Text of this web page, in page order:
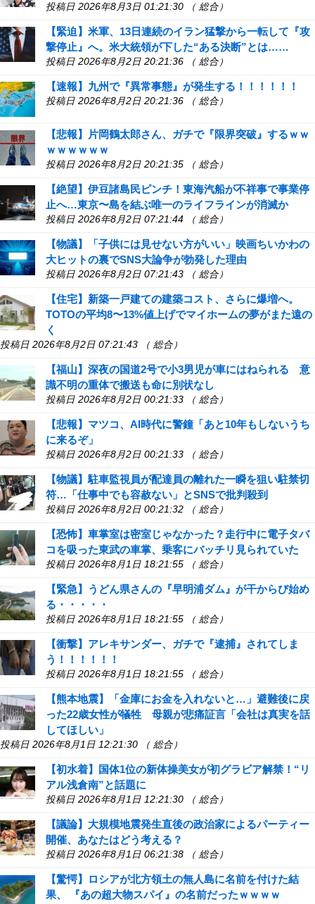
投稿日 2026年8月3日 01:21:30 （ 総合）
【緊迫】米軍、13日連続のイラン猛撃から一転して『攻
撃停止』へ。米大統領が下した“ある決断”とは……
投稿日 2026年8月2日 20:21:36 （ 総合）
【速報】九州で『異常事態』が発生する！！！！！！
投稿日 2026年8月2日 20:21:36 （ 総合）
【悲報】片岡鶴太郎さん、ガチで『限界突破』するｗｗ
ｗｗｗｗｗｗ
投稿日 2026年8月2日 20:21:35 （ 総合）
【絶望】伊豆諸島民ピンチ！東海汽船が不祥事で事業停
止へ…東京〜島を結ぶ唯一のライフラインが消滅か
投稿日 2026年8月2日 07:21:44 （ 総合）
【物議】「子供には見せない方がいい」映画ちいかわの
大ヒットの裏でSNS大論争が勃発した理由
投稿日 2026年8月2日 07:21:43 （ 総合）
【住宅】新築一戸建ての建築コスト、さらに爆増へ。
TOTOの平均8〜13%値上げでマイホームの夢がまた遠の
く
投稿日 2026年8月2日 07:21:43 （ 総合）
【福山】深夜の国道2号で小3男児が車にはねられる 意
識不明の重体で搬送も命に別状なし
投稿日 2026年8月2日 00:21:33 （ 総合）
【悲報】マツコ、AI時代に警鐘「あと10年もしないうち
に来るぞ」
投稿日 2026年8月2日 00:21:33 （ 総合）
【物議】駐車監視員が配達員の離れた一瞬を狙い駐禁切
符…「仕事中でも容赦ない」とSNSで批判殺到
投稿日 2026年8月2日 00:21:32 （ 総合）
【恐怖】車掌室は密室じゃなかった？走行中に電子タバ
コを吸った東武の車掌、乗客にバッチリ見られていた
投稿日 2026年8月1日 18:21:55 （ 総合）
【緊急】うどん県さんの『早明浦ダム』が干からび始め
る・・・・・
投稿日 2026年8月1日 18:21:55 （ 総合）
【衝撃】アレキサンダー、ガチで『逮捕』されてしま
う！！！！！！
投稿日 2026年8月1日 18:21:55 （ 総合）
【熊本地震】「金庫にお金を入れないと…」避難後に戻
った22歳女性が犠牲 母親が悲痛証言「会社は真実を話
してほしい」
投稿日 2026年8月1日 12:21:30 （ 総合）
【初水着】国体1位の新体操美女が初グラビア解禁！“リ
アル浅倉南”と話題に
投稿日 2026年8月1日 12:21:30 （ 総合）
【議論】大規模地震発生直後の政治家によるパーティー
開催、あなたはどう考える？
投稿日 2026年8月1日 06:21:38 （ 総合）
【驚愕】ロシアが北方領土の無人島に名前を付けた結
果、 『あの超大物スパイ』の名前だったｗｗｗｗ